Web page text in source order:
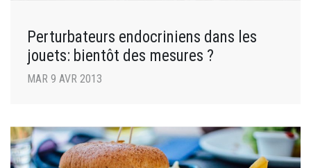
Perturbateurs endocriniens dans les
jouets: bientôt des mesures ?
MAR 9 AVR 2013